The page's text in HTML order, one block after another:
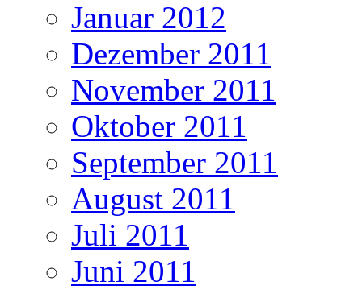
Januar 2012
Dezember 2011
November 2011
Oktober 2011
September 2011
August 2011
Juli 2011
Juni 2011